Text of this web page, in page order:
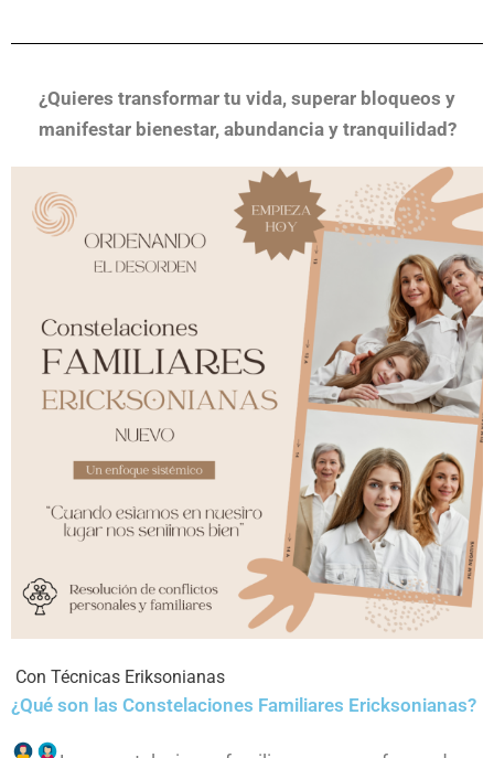
¿Quieres transformar tu vida, superar bloqueos y
manifestar bienestar, abundancia y tranquilidad?
Con Técnicas Eriksonianas
¿Qué son las Constelaciones Familiares Ericksonianas?